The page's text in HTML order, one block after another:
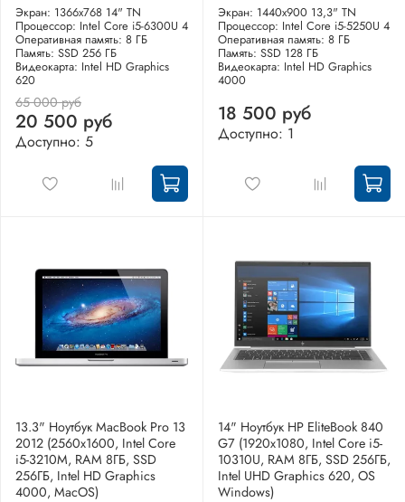
Экран: 1366x768 14" TN
Процессор: Intel Core i5-6300U 4
Оперативная память: 8 ГБ
Память: SSD 256 ГБ
Видеокарта: Intel HD Graphics
620
65 000 руб
20 500 руб
Доступно: 5
Экран: 1440x900 13,3" TN
Процессор: Intel Core i5-5250U 4
Оперативная память: 8 ГБ
Память: SSD 128 ГБ
Видеокарта: Intel HD Graphics
4000
18 500 руб
Доступно: 1
13.3" Ноутбук MacBook Pro 13
2012 (2560x1600, Intel Core
i5-3210M, RAM 8ГБ, SSD
256ГБ, Intel HD Graphics
4000, MacOS)
14" Ноутбук HP EliteBook 840
G7 (1920x1080, Intel Core i5-
10310U, RAM 8ГБ, SSD 256ГБ,
Intel UHD Graphics 620, OS
Windows)